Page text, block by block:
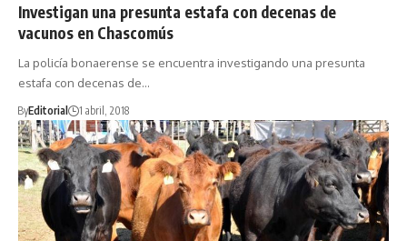
Investigan una presunta estafa con decenas de
vacunos en Chascomús
La policía bonaerense se encuentra investigando una presunta
estafa con decenas de…
ByEditorial 1 abril, 2018